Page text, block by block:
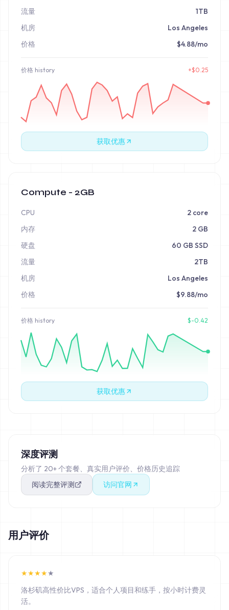
流量
1TB
机房
Los Angeles
价格
$4.88/mo
价格 history +$0.25
获取优惠
Compute - 2GB
CPU
2 core
内存
2 GB
硬盘
60 GB SSD
流量
2TB
机房
Los Angeles
价格
$9.88/mo
价格 history $-0.42
获取优惠
深度评测
分析了 20+ 个套餐、真实用户评价、价格历史追踪
阅读完整评测
访问官网
用户评价
★★★★★
洛杉矶高性价比VPS，适合个人项目和练手，按小时计费灵
活。